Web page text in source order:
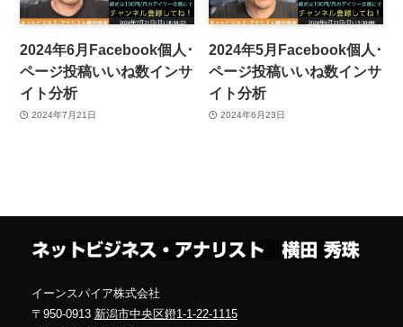
2024年6月Facebook個人･
ページ投稿いいね数インサ
イト分析
2024年7月21日
2024年5月Facebook個人･
ページ投稿いいね数インサ
イト分析
2024年6月23日
イーンスパイア株式会社
〒950-0913 新潟市中央区鐙1-1-22-1115